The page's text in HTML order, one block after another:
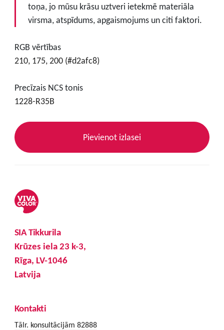
toņa, jo mūsu krāsu uztveri ietekmē materiāla
virsma, atspīdums, apgaismojums un citi faktori.
RGB vērtības
210, 175, 200 (#d2afc8)
Precīzais NCS tonis
1228-R35B
Pievienot izlasei
SIA Tikkurila
Krūzes iela 23 k-3,
Rīga, LV-1046
Latvija
Kontakti
Tālr. konsultācijām 82888